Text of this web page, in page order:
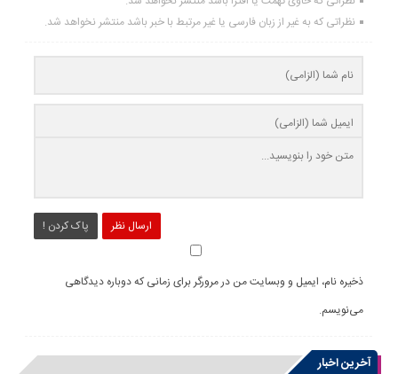
نظراتی که به غیر از زبان فارسی یا غیر مرتبط با خبر باشد منتشر نخواهد شد.
ارسال نظر پاک کردن !
ذخیره نام، ایمیل و وبسایت من در مرورگر برای زمانی که دوباره دیدگاهی
می‌نویسم.
آخرین اخبار